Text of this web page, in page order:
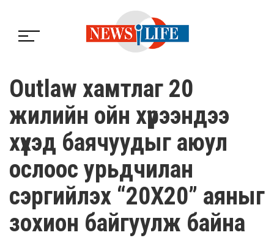
Оutlaw хамтлаг 20
жилийн ойн хүрээндээ
хүүхэд баячуудыг аюул
ослоос урьдчилан
сэргийлэх “20Х20” аяныг
зохион байгуулж байна